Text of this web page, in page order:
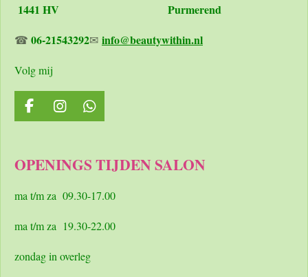
1441 HV Purmerend
☎ 06-21543292✉ info@beautywithin.nl
Volg mij
F
a
b
o
I
n
a
r
m
W
h
s
p
OPENINGS TIJDEN SALON
ma t/m za 09.30-17.00
ma t/m za 19.30-22.00
zondag in overleg